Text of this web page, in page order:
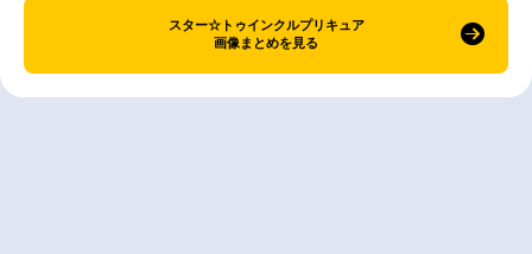
スター☆トゥインクルプリキュア
画像まとめを見る